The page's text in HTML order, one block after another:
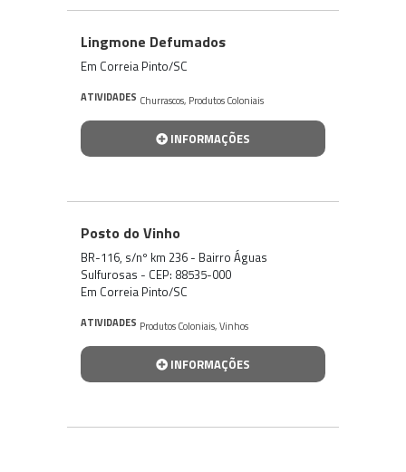
Lingmone Defumados
Em Correia Pinto/SC
ATIVIDADES Churrascos, Produtos Coloniais
INFORMAÇÕES
Posto do Vinho
BR-116, s/nº km 236 - Bairro Águas
Sulfurosas - CEP: 88535-000
Em Correia Pinto/SC
ATIVIDADES Produtos Coloniais,Vinhos
INFORMAÇÕES